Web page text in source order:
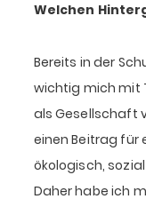
Welchen
Bereits in der
wichtig mich mit
als Gesellschaft
einen Beitrag für
ökologisch,
Daher habe ich